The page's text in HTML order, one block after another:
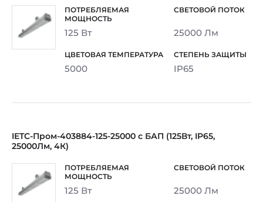
125 Вт 25000 Лм
5000 IP65
IETC-Пром-403884-125-25000 с БАП (125Вт, IP65,
25000Лм, 4К)
125 Вт 25000 Лм